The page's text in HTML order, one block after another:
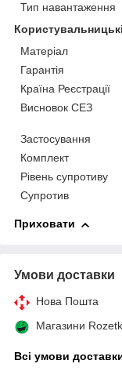
Тип навантаження
Матеріал
Гарантія
Країна Реєстрації
Висновок СЕЗ
Застосування
Комплект
Рівень супротиву
Супротив
Приховати
Умови доставки
Нова Пошта
Магазини
Всі умови